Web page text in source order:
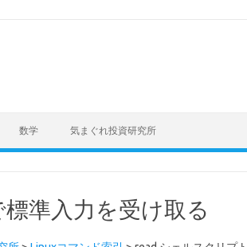
数学 気まぐれ投資研究所
準入力を受け取る